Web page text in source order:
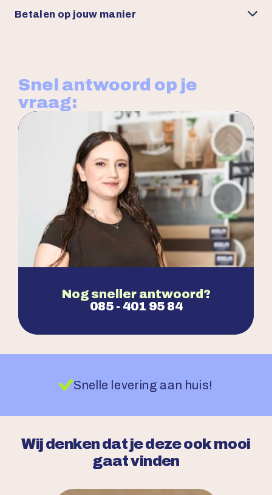
Betalen op jouw manier
Snel antwoord op je
vraag:
Nog sneller antwoord?
085 - 401 95 84
Snelle levering aan huis!
Wij denken dat je deze ook mooi
gaat vinden